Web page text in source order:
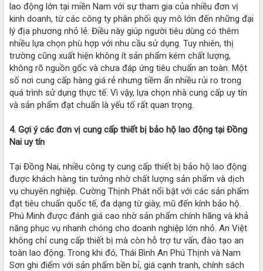
lao động lớn tại miền Nam với sự tham gia của nhiều đơn vị
kinh doanh, từ các công ty phân phối quy mô lớn đến những đại
lý địa phương nhỏ lẻ. Điều này giúp người tiêu dùng có thêm
nhiều lựa chọn phù hợp với nhu cầu sử dụng. Tuy nhiên, thị
trường cũng xuất hiện không ít sản phẩm kém chất lượng,
không rõ nguồn gốc và chưa đáp ứng tiêu chuẩn an toàn. Một
số nơi cung cấp hàng giá rẻ nhưng tiềm ẩn nhiều rủi ro trong
quá trình sử dụng thực tế. Vì vậy, lựa chọn nhà cung cấp uy tín
và sản phẩm đạt chuẩn là yếu tố rất quan trọng.
4. Gợi ý các đơn vị cung cấp thiết bị bảo hộ lao động tại Đồng
Nai uy tín
Tại Đồng Nai, nhiều công ty cung cấp thiết bị bảo hộ lao động
được khách hàng tin tưởng nhờ chất lượng sản phẩm và dịch
vụ chuyên nghiệp. Cường Thịnh Phát nổi bật với các sản phẩm
đạt tiêu chuẩn quốc tế, đa dạng từ giày, mũ đến kính bảo hộ.
Phú Minh được đánh giá cao nhờ sản phẩm chính hãng và khả
năng phục vụ nhanh chóng cho doanh nghiệp lớn nhỏ. An Việt
không chỉ cung cấp thiết bị mà còn hỗ trợ tư vấn, đào tạo an
toàn lao động. Trong khi đó, Thái Bình An Phú Thịnh và Nam
Sơn ghi điểm với sản phẩm bền bỉ, giá cạnh tranh, chính sách